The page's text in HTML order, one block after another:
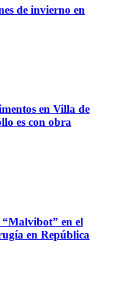
de invierno en
en Villa de
es con obra
en el
en República